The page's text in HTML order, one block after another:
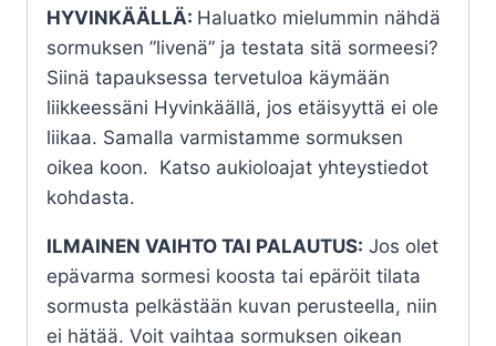
HYVINKÄÄLLÄ: Haluatko mielummin nähdä
sormuksen ”livenä” ja testata sitä sormeesi?
Siinä tapauksessa tervetuloa käymään
liikkeessäni Hyvinkäällä, jos etäisyyttä ei ole
liikaa. Samalla varmistamme sormuksen
oikea koon. Katso aukioloajat yhteystiedot
kohdasta.
ILMAINEN VAIHTO TAI PALAUTUS: Jos olet
epävarma sormesi koosta tai epäröit tilata
sormusta pelkästään kuvan perusteella, niin
ei hätää. Voit vaihtaa sormuksen oikean